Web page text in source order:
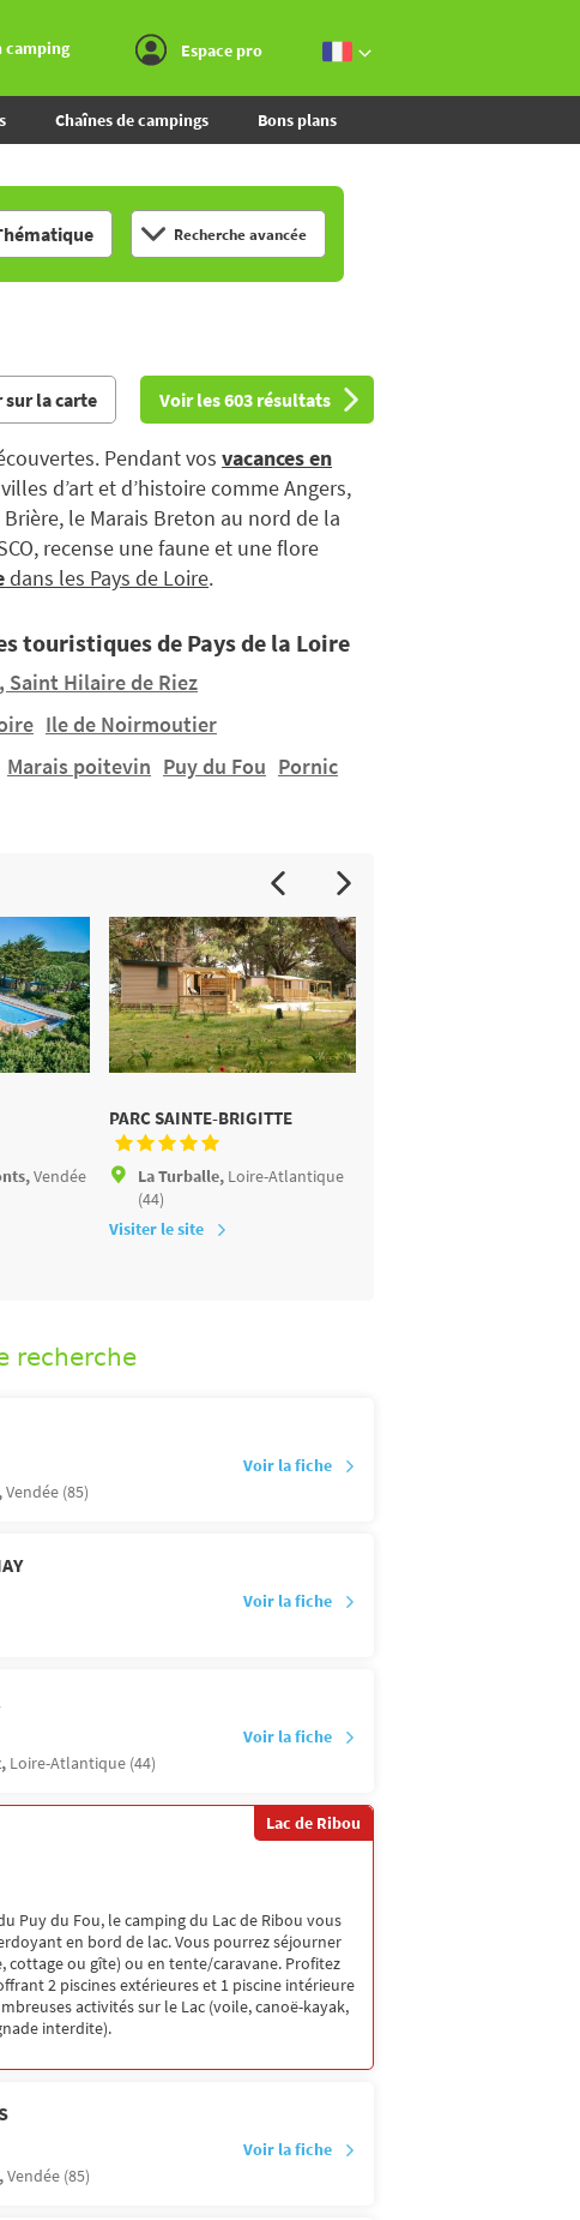
camping Espace pro
Chaînes de campings Bons plans
Recherche avancée
sur la carte Voir les 603 résultats
Pendant vos vacances en
d’art et d’histoire comme Angers,
le Marais Breton au nord de la
recense une faune et une flore
dans les Pays de Loire.
touristiques de Pays de la Loire
Saint Hilaire de Riez
Ile de Noirmoutier
Marais poitevin Puy du Fou Pornic
Vendée
PARC SAINTE-BRIGITTE
La Turballe, Loire-Atlantique
(44)
Visiter le site
recherche
Vendée (85)
Voir la fiche
Voir la fiche
Loire-Atlantique (44)
Voir la fiche
Lac de Ribou
Puy du Fou, le camping du Lac de Ribou vous
en bord de lac. Vous pourrez séjourner
cottage ou gîte) ou en tente/caravane. Profitez
2 piscines extérieures et 1 piscine intérieure
activités sur le Lac (voile, canoë-kayak,
interdite).
Vendée (85)
Voir la fiche